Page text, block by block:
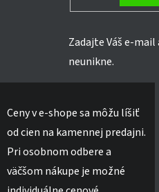
Zadajte Váš e-
neunikne.
Ceny v e-shope sa môžu líšiť
od cien na kamennej predajni.
Pri osobnom odbere a
väčšom nákupe je možné